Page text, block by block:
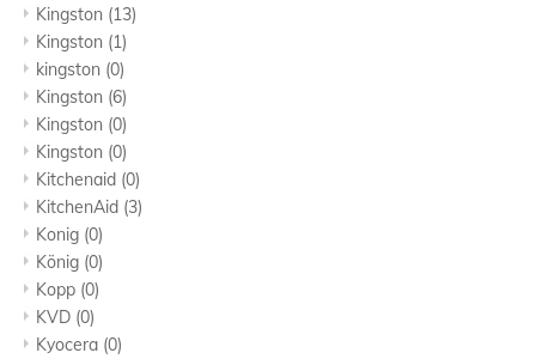
Kingston (13)
Kingston (1)
kingston (0)
Kingston (6)
Kingston (0)
Kingston (0)
Kitchenaid (0)
KitchenAid (3)
Konig (0)
König (0)
Kopp (0)
KVD (0)
Kyocera (0)